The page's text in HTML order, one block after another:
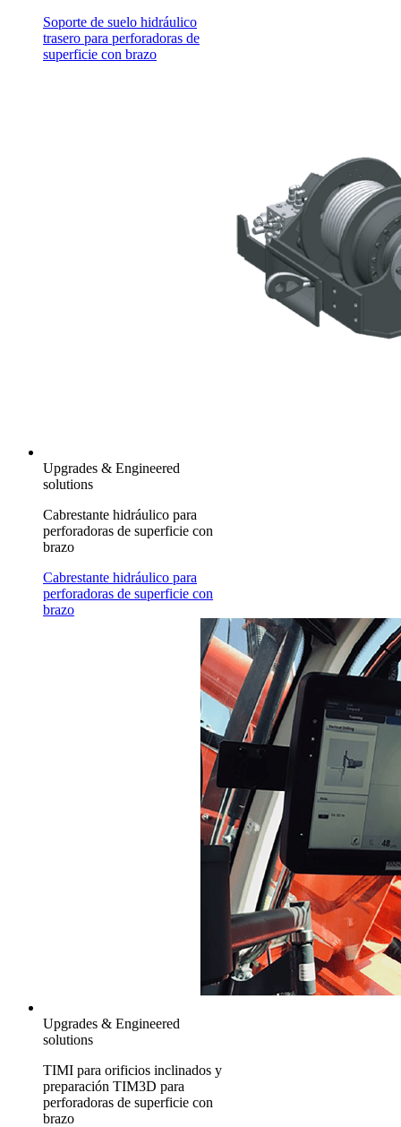
Soporte de suelo hidráulico
trasero para perforadoras de
superficie con brazo
Upgrades & Engineered
solutions
Cabrestante hidráulico para
perforadoras de superficie con
brazo
Cabrestante hidráulico para
perforadoras de superficie con
brazo
Upgrades & Engineered
solutions
TIMI para orificios inclinados y
preparación TIM3D para
perforadoras de superficie con
brazo